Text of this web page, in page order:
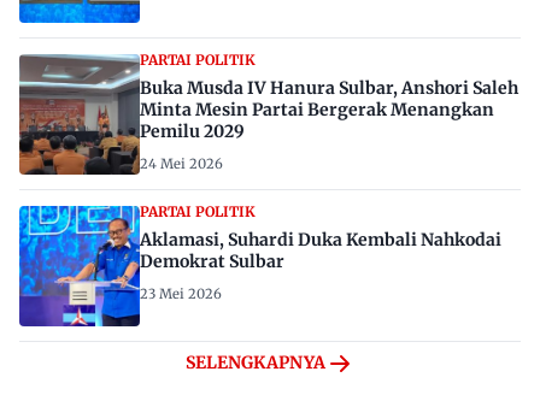
PARTAI POLITIK
Buka Musda IV Hanura Sulbar, Anshori Saleh
Minta Mesin Partai Bergerak Menangkan
Pemilu 2029
24 Mei 2026
PARTAI POLITIK
Aklamasi, Suhardi Duka Kembali Nahkodai
Demokrat Sulbar
23 Mei 2026
SELENGKAPNYA